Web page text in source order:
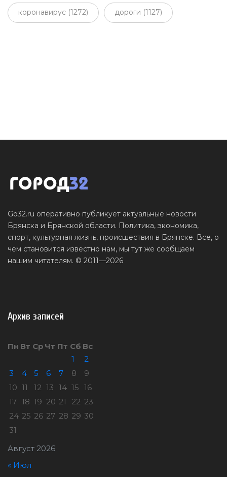
коронавирус (1272) дороги (1127)
Go32.ru оперативно публикует актуальные новости
Брянска и Брянской области. Политика, экономика,
спорт, культурная жизнь, происшествия в Брянске. Все, о
чем становится известно нам, мы тут же сообщаем
нашим читателям. © 2011—2026
Архив записей
Август 2026
Пн Вт Ср Чт Пт Сб Вс
1
2
3
4 5 6 7 8
9
10 11 12 13 14 15 16
17 18 19 20 21 22 23
24 25 26 27 28 29 30
31
« Июл